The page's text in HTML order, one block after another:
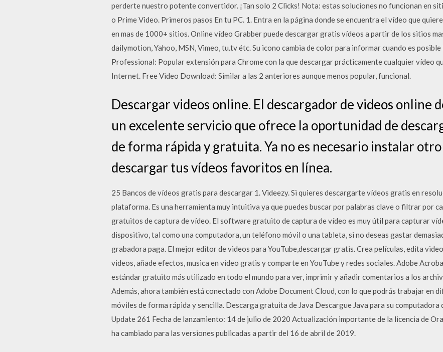
perderte nuestro potente convertidor. ¡Tan solo 2 Clicks! Nota: estas soluciones no funcionan en
o Prime Video. Primeros pasos En tu PC. 1. Entra en la página donde se encuentra el vídeo que
en mas de 1000+ sitios. Online vídeo Grabber puede descargar gratis vídeos a partir de los sitios
dailymotion, Yahoo, MSN, Vimeo, tu.tv étc. Su icono cambia de color para informar cuando es
Professional: Popular extensión para Chrome con la que descargar prácticamente cualquier vídeo
Internet. Free Video Download: Similar a las 2 anteriores aunque menos popular, funcional.
Descargar videos online. El descargador de videos online
un excelente servicio que ofrece la oportunidad de
de forma rápida y gratuita. Ya no es necesario instalar
descargar tus vídeos favoritos en línea.
25 Bancos de vídeos gratis para descargar 1. Videezy. Si quieres descargarte vídeos gratis en
plataforma. Es una herramienta muy intuitiva ya que puedes buscar por palabras clave o filtrar por
gratuitos de captura de vídeo. El software gratuito de captura de vídeo es muy útil para capturar
dispositivo, tal como una computadora, un teléfono móvil o una tableta, si no deseas gastar
grabadora paga. El mejor editor de videos para YouTube,descargar gratis. Crea películas, edita
videos, añade efectos, musica en video gratis y comparte en YouTube y redes sociales. Adobe
estándar gratuito más utilizado en todo el mundo para ver, imprimir y añadir comentarios a los
Además, ahora también está conectado con Adobe Document Cloud, con lo que podrás trabajar en
móviles de forma rápida y sencilla. Descarga gratuita de Java Descargue Java para su
Update 261 Fecha de lanzamiento: 14 de julio de 2020 Actualización importante de la licencia de
ha cambiado para las versiones publicadas a partir del 16 de abril de 2019.